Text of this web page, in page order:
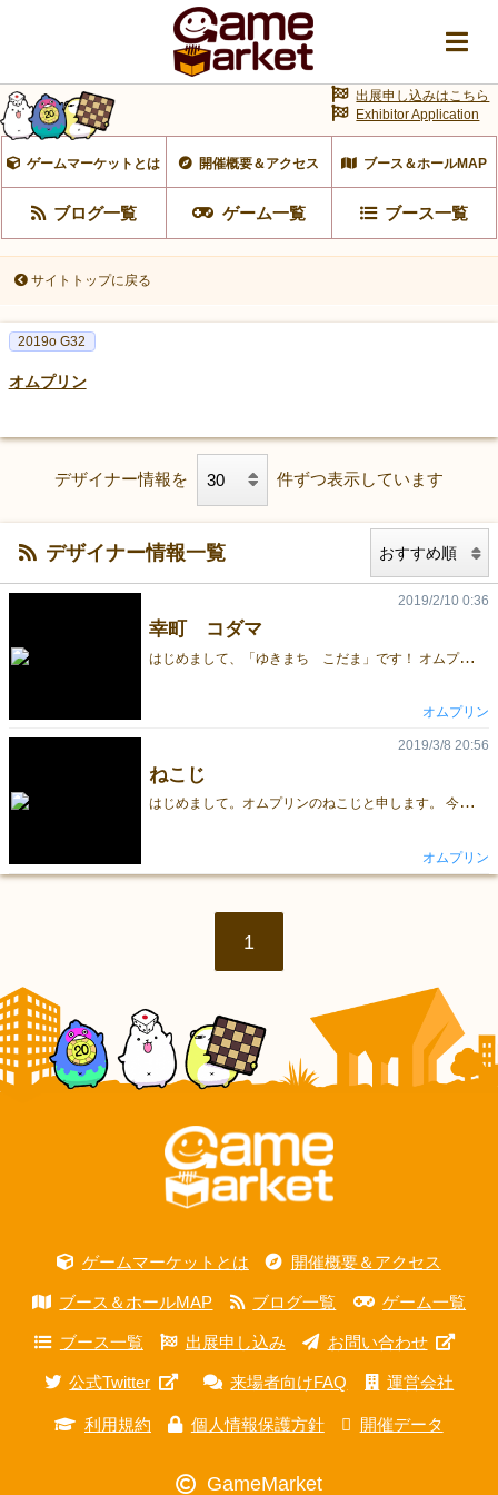
ゲームマーケットとは 開催概要＆アクセス ブース＆ホールMAP
ブログ一覧 ゲーム一覧 ブース一覧
出展申し込みはこちら
Exhibitor Application
サイトトップに戻る
2019o G32
オムプリン
デザイナー情報を 件ずつ表示しています
デザイナー情報一覧
幸町 コダマ
は
じめまして、「ゆきまち こだま」です！ オムプリンのプリン担当です。サイゼのプリンは美味しい。 今回GM初参加で右も左も分からないですが、 お手にとってもらえたら幸いです。 実は後輩より年下。けど敬語止めてもらえない(´・ω・`) むらびとうぉ～ずに関するお問い合わせはコチラ https://goo.gl/forms/lZAgoDNMVB3NVRZD2
2019/2/10 0:36
オムプリン
ねこじ
は
じめまして。オムプリンのねこじと申します。 今回は諸事情の為に参加することが出来なくなりました… 大変申し訳ございません。 次回のゲムマでは今回出せなかった「ライドル！」を販売したいと思います。 情報等はTwitterを見ていただければと思います。 どうぞよろしくお願いいたします。
2019/3/8 20:56
オムプリン
1
ゲームマーケットとは 開催概要＆アクセス
ブース＆ホールMAP ブログ一覧 ゲーム一覧
ブース一覧 出展申し込み お問い合わせ
公式Twitter 来場者向けFAQ 運営会社
利用規約 個人情報保護方針 開催データ
GameMarket